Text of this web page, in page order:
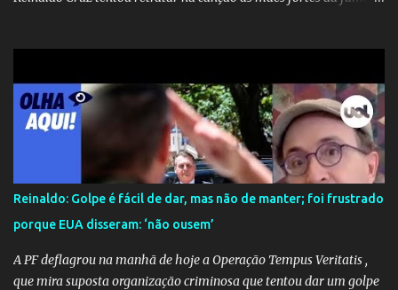
Reinaldo: Golpe é fácil de dar, mas não de manter; foi frustrado
porque EUA disseram: ‘não ousem’
A PF deflagrou na manhã de hoje a Operação Tempus Veritatis ,
que mira suposta organização criminosa que tentou dar um golpe